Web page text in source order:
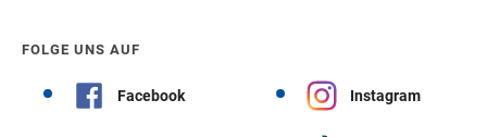
FOLGE UNS AUF
Facebook Instagram